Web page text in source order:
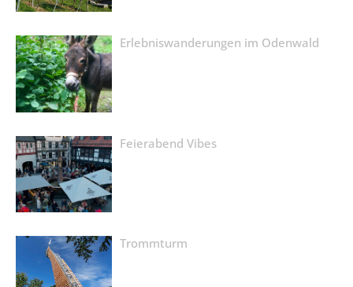
Erlebniswanderungen im Odenwald
Feierabend Vibes
Trommturm